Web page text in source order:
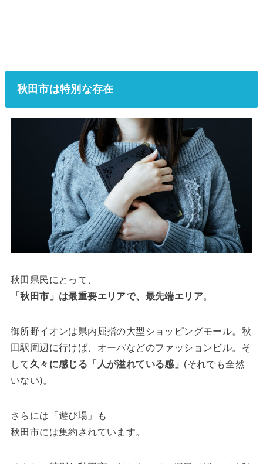
秋田市は特別な存在
秋田県民にとって、
「秋田市」は最重要エリアで、最先端エリア。
御所野イオンは県内屈指の大型ショッピングモール。秋
田駅周辺に行けば、オーパなどのファッションビル。そ
して久々に感じる「人が溢れている感」 (それでも全然
いない)。
さらには「遊び場」も
秋田市には集約されています。